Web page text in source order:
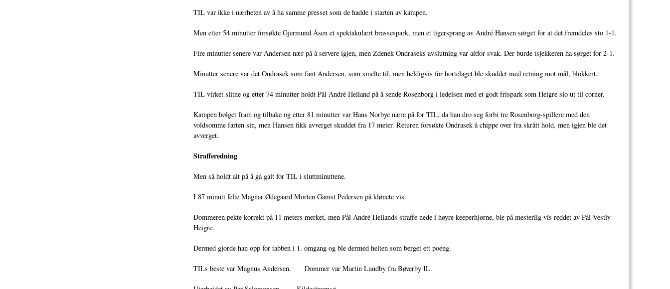
TIL var ikke i nærheten av å ha samme presset som de hadde i starten av kampen.
Men etter 54 minutter forsøkte Gjermund Åsen et spektakulært brassespark, men et tigersprang av André Hansen sørget for at det fremdeles sto 1-1.
Fire minutter senere var Andersen nær på å servere igjen, men Zdenek Ondraseks avslutning var altfor svak. Der burde tsjekkeren ha sørget for 2-1.
Minutter senere var det Ondrasek som fant Andersen, som smelte til, men heldigvis for bortelaget ble skuddet med retning mot mål, blokkert.
TIL virket slitne og etter 74 minutter holdt Pål André Helland på å sende Rosenborg i ledelsen med et godt frispark som Heigre slo ut til corner.
Kampen bølget fram og tilbake og etter 81 minutter var Hans Norbye nære på for TIL, da han dro seg forbi tre Rosenborg-spillere med den
voldsomme farten sin, men Hansen fikk avverget skuddet fra 17 meter. Returen forsøkte Ondrasek å chippe over fra skrått hold, men igjen ble det
avverget.
Strafferedning
Men så holdt alt på å gå galt for TIL i sluttminuttene.
I 87 minutt felte Magnar Ødegaard Morten Gamst Pedersen på klønete vis.
Dommeren pekte korrekt på 11 meters merket, men Pål André Hellands straffe nede i høyre keeperhjørne, ble på mesterlig vis reddet av Pål Vestly
Heigre.
Dermed gjorde han opp for tabben i 1. omgang og ble dermed helten som berget ett poeng.
TILs beste var Magnus Andersen. Dommer var Martin Lundby fra Bøverby IL.